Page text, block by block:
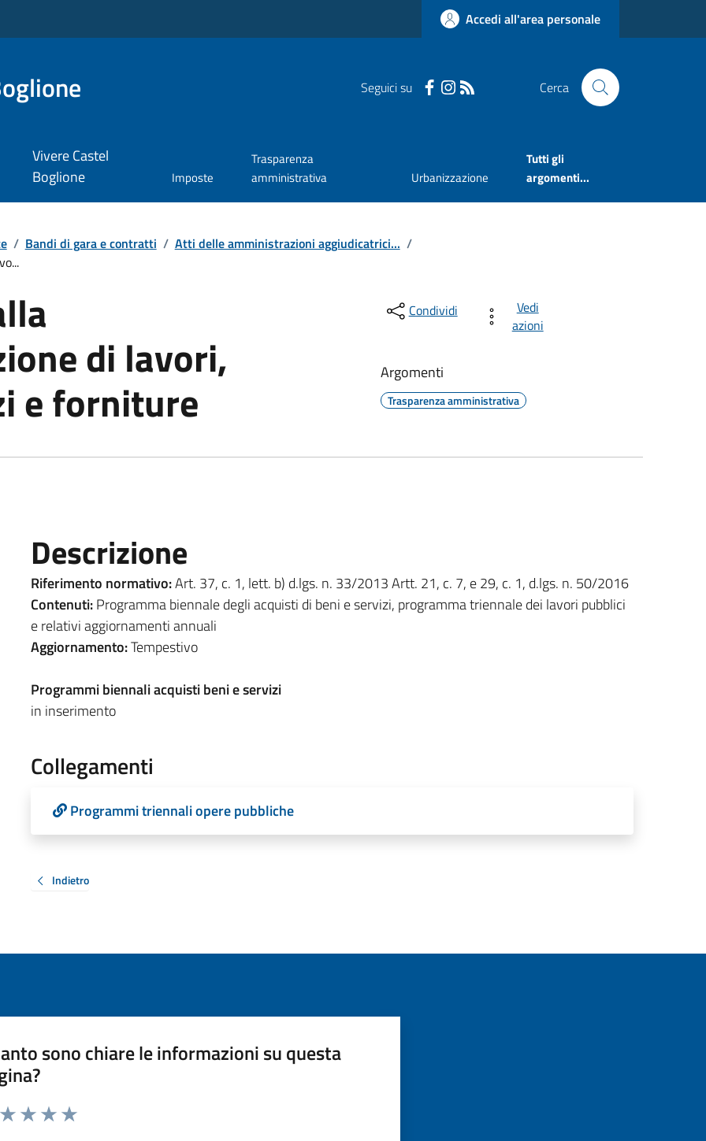
Accedi all'area personale
Seguici su Cerca
Vivere Castel
Boglione
Imposte
Trasparenza
amministrativa
Urbanizzazione
Tutti gli
argomenti...
/ Bandi di gara e contratti / Atti delle amministrazioni aggiudicatrici... /
di lavori,
e forniture
Condividi
Vedi
azioni
Argomenti
Trasparenza amministrativa
Descrizione
Riferimento normativo:Art. 37, c. 1, lett. b) d.lgs. n. 33/2013 Artt. 21, c. 7, e 29, c. 1, d.lgs. n. 50/2016
Contenuti:Programma biennale degli acquisti di beni e servizi, programma triennale dei lavori pubblici
e relativi aggiornamenti annuali
Aggiornamento:Tempestivo
Programmi biennali acquisti beni e servizi
in inserimento
Collegamenti
Programmi triennali opere pubbliche
Indietro
sono chiare le informazioni su questa
da 1 a 5 stelle la pagina